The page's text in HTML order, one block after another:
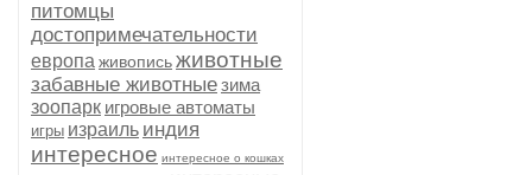
питомцы
достопримечательности
европа живописьживотные
забавные животныезима
зоопарк игровые автоматы
игры израиль индия
интересное интересное о кошках